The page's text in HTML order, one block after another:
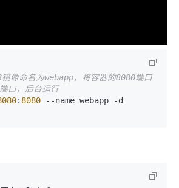
像命名为webapp，将容器的8080端口
口，后台运行
: 8080 --name webapp -d